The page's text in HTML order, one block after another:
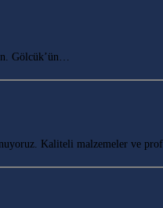
Gölcük’ün…
Kaliteli malzemeler ve